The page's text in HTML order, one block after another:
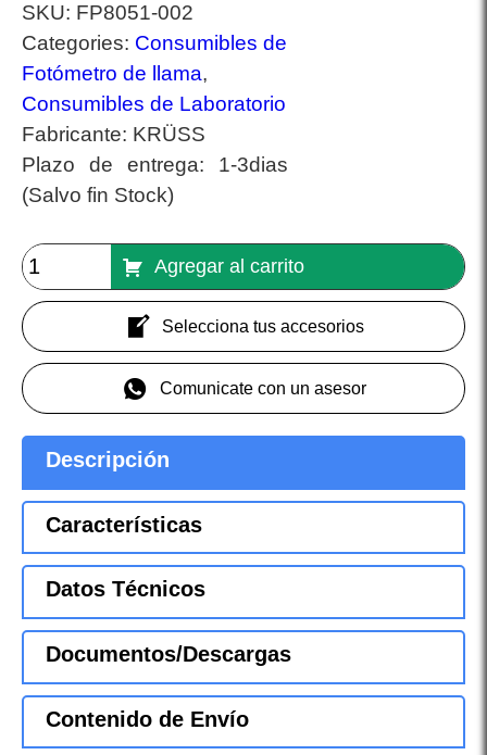
SKU: FP8051-002
Categories: Consumibles de
Fotómetro de llama,
Consumibles de Laboratorio
Fabricante: KRÜSS
Plazo de entrega: 1-3dias
(Salvo fin Stock)
Agregar al carrito
Selecciona tus accesorios
Comunicate con un asesor
Descripción
Características
Datos Técnicos
Documentos/Descargas
Contenido de Envío